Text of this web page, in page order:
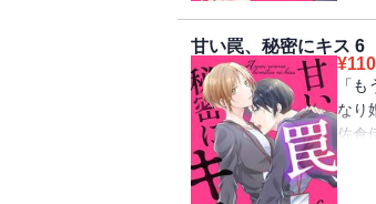
きだ
社内
甘い罠、秘密にキス 6
¥110
「
なり
佐倉
女